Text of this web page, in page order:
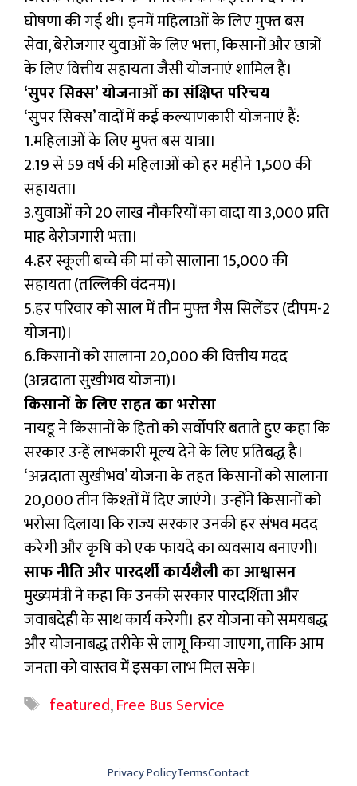
घोषणा की गई थी। इनमें महिलाओं के लिए मुफ्त बस
सेवा, बेरोजगार युवाओं के लिए भत्ता, किसानों और छात्रों
के लिए वित्तीय सहायता जैसी योजनाएं शामिल हैं।
‘सुपर सिक्स’ योजनाओं का संक्षिप्त परिचय
‘सुपर सिक्स’ वादों में कई कल्याणकारी योजनाएं हैं:
1.महिलाओं के लिए मुफ्त बस यात्रा।
2.19 से 59 वर्ष की महिलाओं को हर महीने ₹1,500 की
सहायता।
3.युवाओं को 20 लाख नौकरियों का वादा या ₹3,000 प्रति
माह बेरोजगारी भत्ता।
4.हर स्कूली बच्चे की मां को सालाना ₹15,000 की
सहायता (तल्लिकी वंदनम)।
5.हर परिवार को साल में तीन मुफ्त गैस सिलेंडर (दीपम-2
योजना)।
6.किसानों को सालाना ₹20,000 की वित्तीय मदद
(अन्नदाता सुखीभव योजना)।
किसानों के लिए राहत का भरोसा
नायडू ने किसानों के हितों को सर्वोपरि बताते हुए कहा कि
सरकार उन्हें लाभकारी मूल्य देने के लिए प्रतिबद्ध है।
‘अन्नदाता सुखीभव’ योजना के तहत किसानों को सालाना
₹20,000 तीन किश्तों में दिए जाएंगे। उन्होंने किसानों को
भरोसा दिलाया कि राज्य सरकार उनकी हर संभव मदद
करेगी और कृषि को एक फायदे का व्यवसाय बनाएगी।
साफ नीति और पारदर्शी कार्यशैली का आश्वासन
मुख्यमंत्री ने कहा कि उनकी सरकार पारदर्शिता और
जवाबदेही के साथ कार्य करेगी। हर योजना को समयबद्ध
और योजनाबद्ध तरीके से लागू किया जाएगा, ताकि आम
जनता को वास्तव में इसका लाभ मिल सके।
Tags
featured,Free Bus Service
Privacy PolicyTermsContact